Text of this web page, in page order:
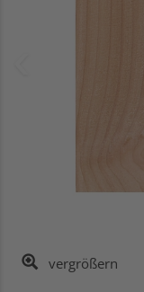
vergrößern